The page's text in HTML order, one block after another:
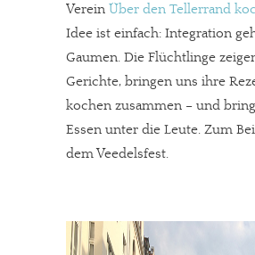
Verein  Über den Tellerrand
Idee ist einfach: Integration
Gaumen. Die Flüchtlinge
Gerichte, bringen uns ihre
kochen zusammen – und
Essen unter die Leute. Zum
dem Veedelsfest.